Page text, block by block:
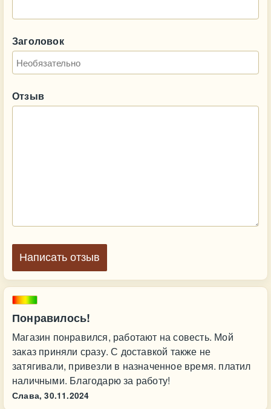
Понравилось!
Магазин понравился, работают на совесть. Мой
заказ приняли сразу. С доставкой также не
затягивали, привезли в назначенное время. платил
наличными. Благодарю за работу!
Слава, 30.11.2024
Заголовок
Отзыв
Написать отзыв